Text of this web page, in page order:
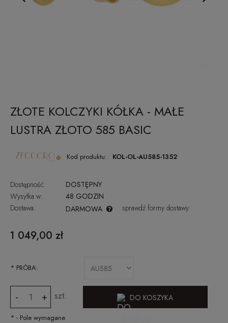
ZŁOTE KOLCZYKI KÓŁKA - MAŁE
LUSTRA ZŁOTO 585 BASIC
Kod produktu: KOL-OL-AU585-1352
Dostępność:
DOSTĘPNY
Wysyłka w:
48 GODZIN
Dostawa:
DARMOWA sprawdź formy dostawy
1 049,00 zł
* PRÓBA:
- + szt. DO KOSZYKA
* - Pole wymagane